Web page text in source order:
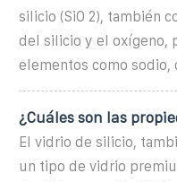
silicio (SiO 2), también
del silicio y el oxígeno,
elementos como sodio,
¿Cuáles son las
El vidrio de silicio,
un tipo de vidrio